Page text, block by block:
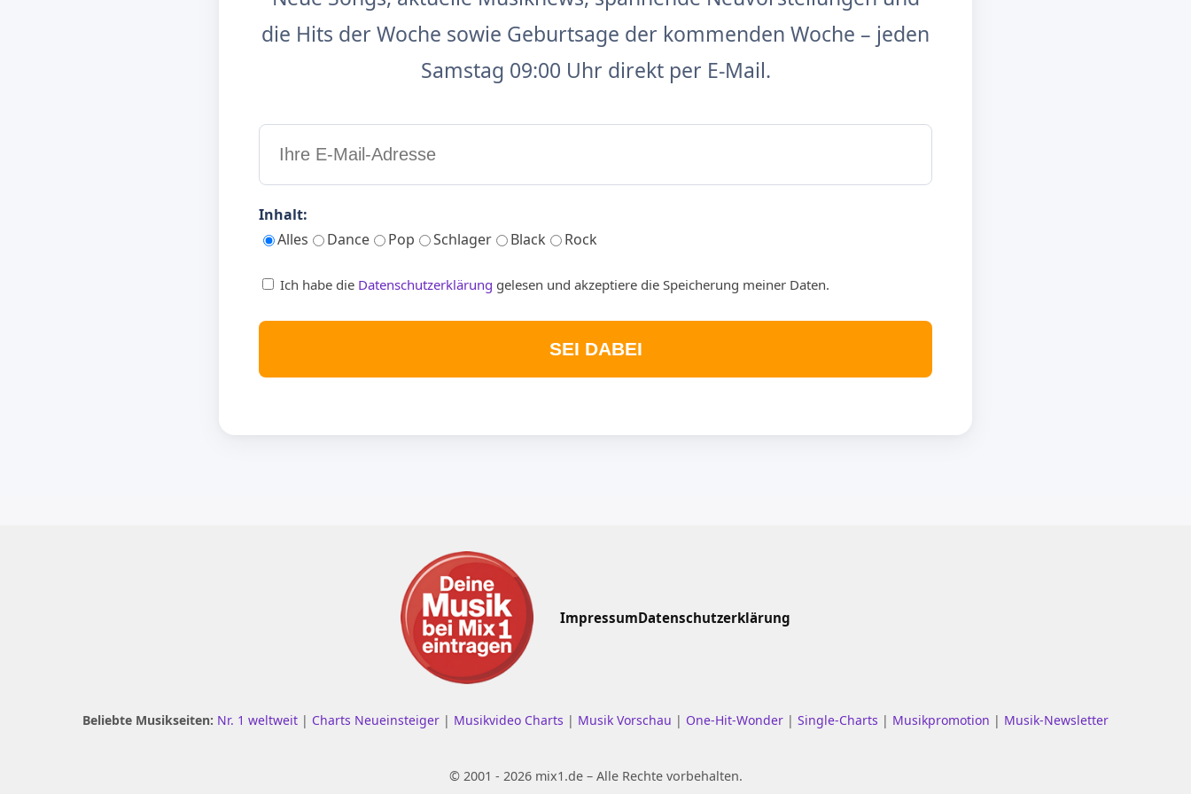
die Hits der Woche sowie Geburtsage der kommenden Woche – jeden
Samstag 09:00 Uhr direkt per E-Mail.
Inhalt:
Alles
Dance Pop Schlager Black Rock
Ich habe die Datenschutzerklärung gelesen und akzeptiere die Speicherung meiner Daten.
SEI DABEI
ImpressumDatenschutzerklärung
Beliebte Musikseiten: Nr. 1 weltweit | Charts Neueinsteiger | Musikvideo Charts | Musik Vorschau | One-Hit-Wonder | Single-Charts | Musikpromotion | Musik-Newsletter
© 2001 - 2026 mix1.de – Alle Rechte vorbehalten.